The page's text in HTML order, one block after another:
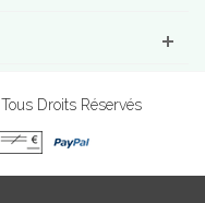
Droits Réservés